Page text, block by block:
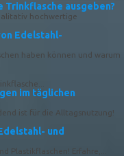
ausgeben?
hochwertige
Edelstahl-
haben können und warum
im täglichen
ist für die Alltagsnutzung!
und
Plastikflaschen! Erfahre,...